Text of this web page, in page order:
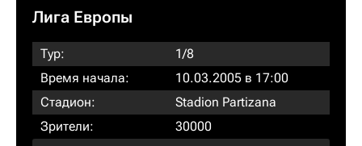
Лига Европы
Тур:
1/8
Время начала:
10.03.2005 в 17:00
Стадион:
Stadion Partizana
Зрители:
30000